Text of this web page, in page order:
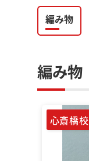
編み物
編み物
心斎橋校